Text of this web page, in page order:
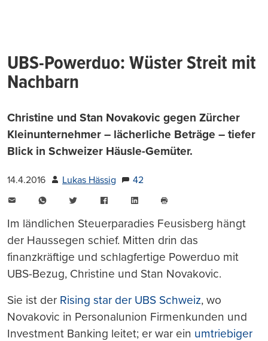
UBS-Powerduo: Wüster Streit mit
Nachbarn
Christine und Stan Novakovic gegen Zürcher
Kleinunternehmer – lächerliche Beträge – tiefer
Blick in Schweizer Häusle-Gemüter.
14.4.2016 Lukas Hässig
42
WhatsAppTwitter FacebookLinkedIn
drucken
Im ländlichen Steuerparadies Feusisberg hängt
der Haussegen schief. Mitten drin das
finanzkräftige und schlagfertige Powerduo mit
UBS-Bezug, Christine und Stan Novakovic.
Sie ist der Rising star der UBS Schweiz, wo
Novakovic in Personalunion Firmenkunden und
Investment Banking leitet; er war ein umtriebiger